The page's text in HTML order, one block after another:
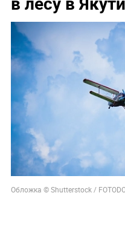
Обложка © Shutterstock /